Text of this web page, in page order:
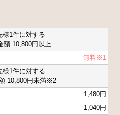
様1件に対する
額 10,800円以上
無料※1
様1件に対する
10,800円未満※2
1,480円
1,040円